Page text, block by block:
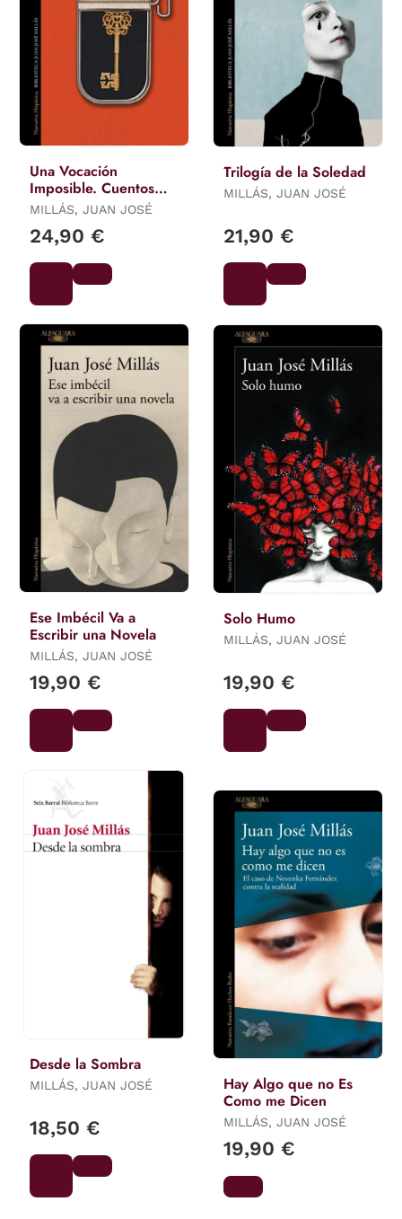
Una Vocación
Imposible. Cuentos
Completos
MILLÁS, JUAN JOSÉ
24,90 €
Trilogía de la Soledad
MILLÁS, JUAN JOSÉ
21,90 €
Ese Imbécil Va a
Escribir una Novela
MILLÁS, JUAN JOSÉ
19,90 €
Solo Humo
MILLÁS, JUAN JOSÉ
19,90 €
Desde la Sombra
MILLÁS, JUAN JOSÉ
18,50 €
Hay Algo que no Es
Como me Dicen
MILLÁS, JUAN JOSÉ
19,90 €